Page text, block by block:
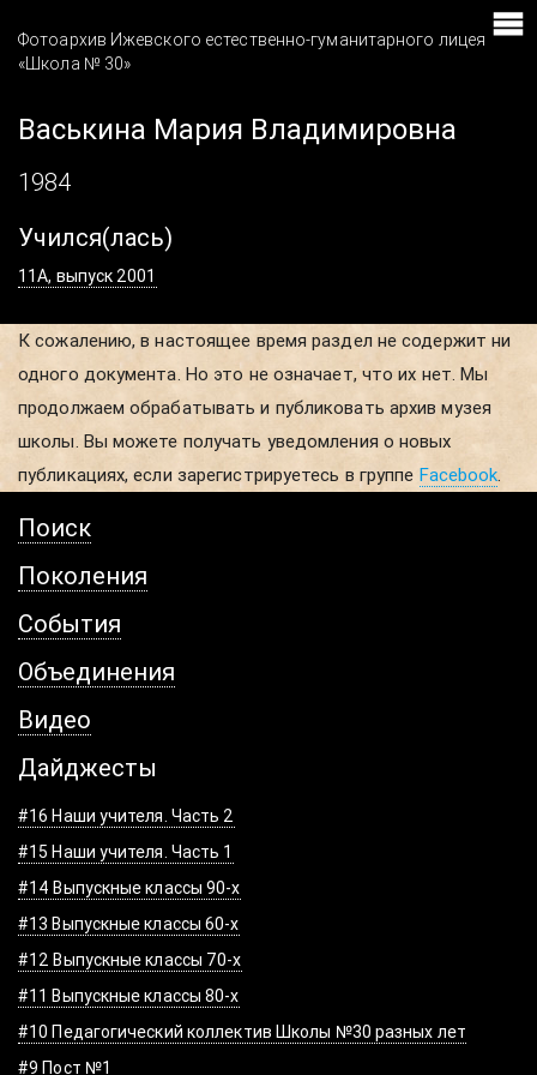
Фотоархив Ижевского естественно-гуманитарного лицея
«Школа № 30»
Васькина Мария Владимировна
1984
Учился(лась)
11А, выпуск 2001
К сожалению, в настоящее время раздел не содержит ни
одного документа. Но это не означает, что их нет. Мы
продолжаем обрабатывать и публиковать архив музея
школы. Вы можете получать уведомления о новых
публикациях, если зарегистрируетесь в группе Facebook
Поиск
Поколения
События
Объединения
Видео
Дайджесты
#16 Наши учителя. Часть 2
#15 Наши учителя. Часть 1
#14 Выпускные классы 90-х
#13 Выпускные классы 60-х
#12 Выпускные классы 70-х
#11 Выпускные классы 80-х
#10 Педагогический коллектив Школы №30 разных лет
#9 Пост №1